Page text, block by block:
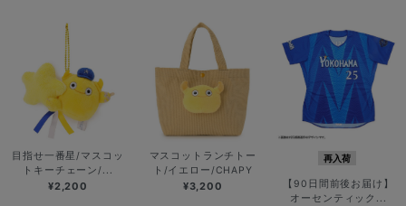
目指せ一番星/マスコッ
トキーチェーン/...
¥2,200
マスコットランチトー
ト/イエロー/CHAPY
¥3,200
再入荷
【90日間前後お届け】
オーセンティック...